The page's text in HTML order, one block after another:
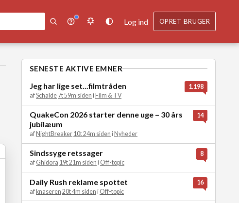
Log ind OPRET BRUGER
SENESTE AKTIVE EMNER
Jeg har lige set...filmtråden
afSchalde 7t 59m siden i Film & TV
1.198
QuakeCon 2026 starter denne uge – 30 års
jubilæum
af NightBreaker 10t 24m siden i Nyheder
14
Sindssyge retssager
af Ghidora 19t 21m siden i Off-topic
8
Daily Rush reklame spottet
afknaseren 20t 4m siden i Off-topic
16